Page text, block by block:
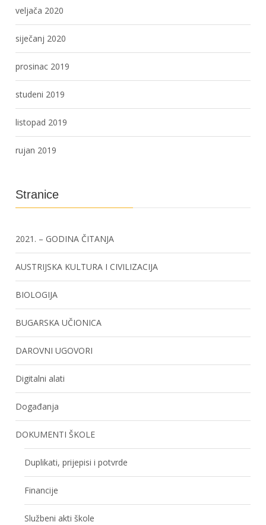
veljača 2020
siječanj 2020
prosinac 2019
studeni 2019
listopad 2019
rujan 2019
Stranice
2021. – GODINA ČITANJA
AUSTRIJSKA KULTURA I CIVILIZACIJA
BIOLOGIJA
BUGARSKA UČIONICA
DAROVNI UGOVORI
Digitalni alati
Događanja
DOKUMENTI ŠKOLE
Duplikati, prijepisi i potvrde
Financije
Službeni akti škole